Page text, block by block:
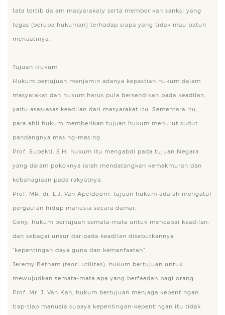
tata tertib dalam masyarakaty serta memberikan sanksi yang
tegas (berupa hukuman) terhadap siapa yang tidak mau patuh
menaatinya.
Tujuan Hukum
Hukum bertujuan menjamin adanya kepastian hukum dalam
masyarakat dan hukum harus pula bersendikan pada keadilan,
yaitu asas-asas keadilan dari masyarakat itu. Sementara itu,
para ahli hukum memberikan tujuan hukum menurut sudut
pandangnya masing-masing.
Prof. Subekti, S.H. hukum itu mengabdi pada tujuan Negara
yang dalam pokoknya ialah mendatangkan kemakmuran dan
kebahagiaan pada rakyatnya.
Prof. MR. dr. L.J. Van Apeldoorn, tujuan hukum adalah mengatur
pergaulan hidup manusia secara damai.
Geny, hukum bertujuan semata-mata untuk mencapai keadilan,
dan sebagai unsur daripada keadilan disebutkannya
“kepentingan daya guna dan kemanfaatan”.
Jeremy Betham (teori utilitas), hukum bertujuan untuk
mewujudkan semata-mata apa yang berfaedah bagi orang.
Prof. Mr. J. Van Kan, hukum bertujuan menjaga kepentingan
tiap-tiap manusia supaya kepentingan-kepentingan itu tidak